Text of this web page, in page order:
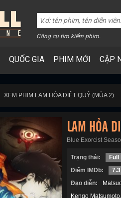
Công cụ tìm kiếm phim.
QUỐC GIA PHIM MỚI CẬP
XEM PHIM LAM HỎA DIỆT QUỶ (MÙA 2)
LAM HỎA
Blue Exorcist
Trạng thái:
Full
Điểm IMDb:
7.3
Đạo diễn:
Kengo Matsumoto